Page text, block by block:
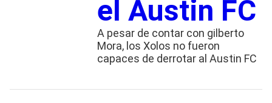
el Austin FC
A pesar de contar con gilberto
Mora, los Xolos no fueron
capaces de derrotar al Austin FC